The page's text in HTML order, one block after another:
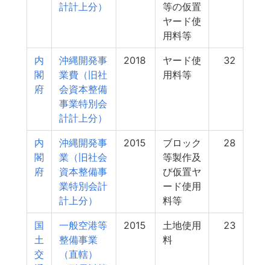
計計上分）
等の仮置
ヤード使
用料等
内
閣
府
沖縄開発事
業費（旧社
会資本整備
事業特別会
計計上分）
2018
ヤード使
用料等
32
内
閣
府
沖縄開発事
業（旧社会
資本整備事
業特別会計
計上分）
2015
ブロック
等製作及
び仮置ヤ
ード使用
料等
28
国
土
交
一般空港等
整備事業
（直轄）
2015
土地使用
料
23